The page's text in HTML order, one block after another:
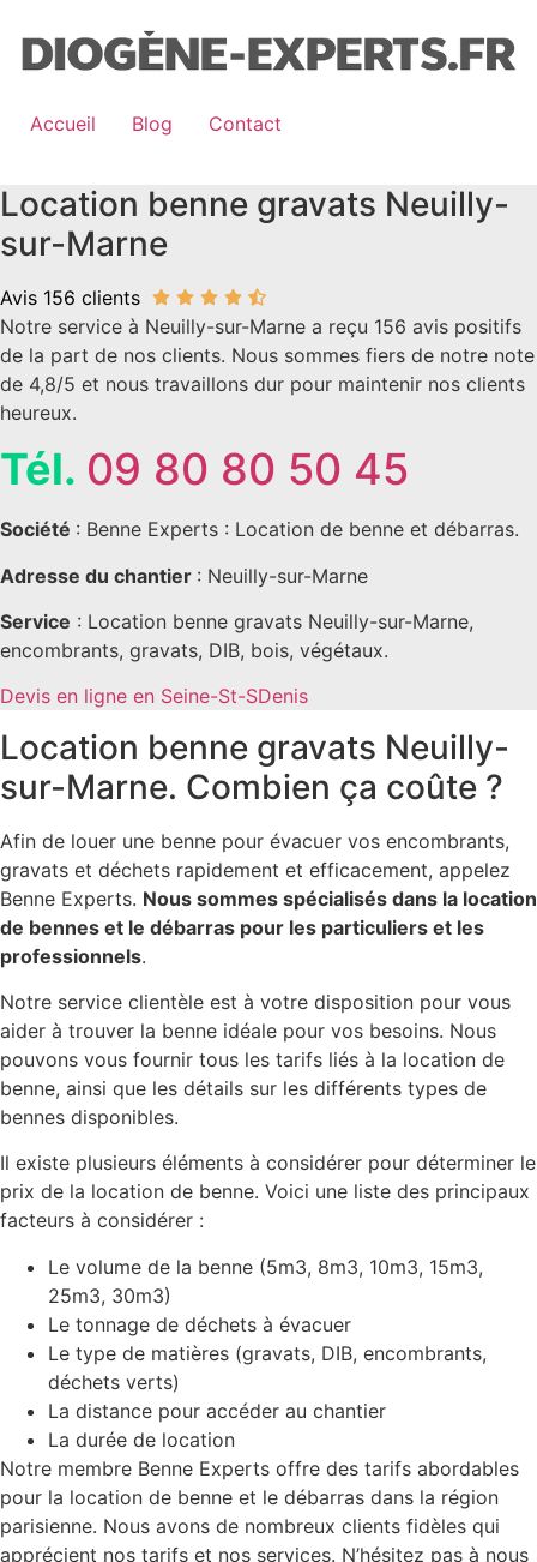
contenu
Accueil Blog Contact
Location benne gravats Neuilly-
sur-Marne
Avis 156 clients
Notre service à Neuilly-sur-Marne a reçu 156 avis positifs
de la part de nos clients. Nous sommes fiers de notre note
de 4,8/5 et nous travaillons dur pour maintenir nos clients
heureux.
Tél. 09 80 80 50 45
Société : Benne Experts : Location de benne et débarras.
Adresse du chantier : Neuilly-sur-Marne
Service : Location benne gravats Neuilly-sur-Marne,
encombrants, gravats, DIB, bois, végétaux.
Devis en ligne en Seine-St-SDenis
Location benne gravats Neuilly-
sur-Marne. Combien ça coûte ?
Afin de louer une benne pour évacuer vos encombrants,
gravats et déchets rapidement et efficacement, appelez
Benne Experts. Nous sommes spécialisés dans la location
de bennes et le débarras pour les particuliers et les
professionnels.
Notre service clientèle est à votre disposition pour vous
aider à trouver la benne idéale pour vos besoins. Nous
pouvons vous fournir tous les tarifs liés à la location de
benne, ainsi que les détails sur les différents types de
bennes disponibles.
Il existe plusieurs éléments à considérer pour déterminer le
prix de la location de benne. Voici une liste des principaux
facteurs à considérer :
Le volume de la benne (5m3, 8m3, 10m3, 15m3,
25m3, 30m3)
Le tonnage de déchets à évacuer
Le type de matières (gravats, DIB, encombrants,
déchets verts)
La distance pour accéder au chantier
La durée de location
Notre membre Benne Experts offre des tarifs abordables
pour la location de benne et le débarras dans la région
parisienne. Nous avons de nombreux clients fidèles qui
apprécient nos tarifs et nos services. N’hésitez pas à nous